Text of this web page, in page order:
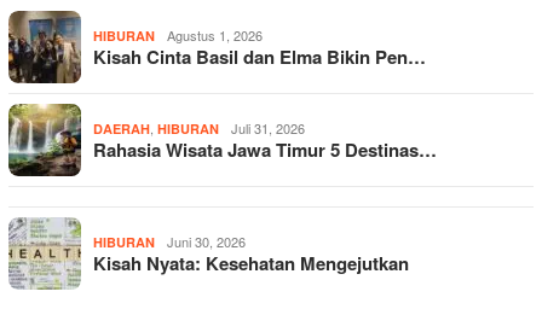
HIBURAN Agustus 1, 2026
Kisah Cinta Basil dan Elma Bikin Pen…
DAERAH HIBURAN Juli 31, 2026
Rahasia Wisata Jawa Timur 5 Destinas…
HIBURAN Juni 30, 2026
Kisah Nyata: Kesehatan Mengejutkan